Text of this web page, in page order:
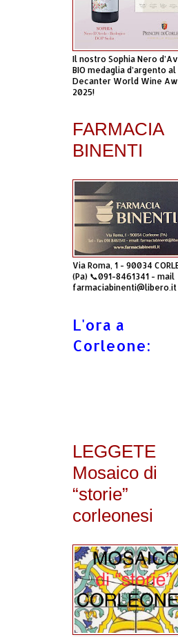
Il nostro Sophia Nero
BIO medaglia d’argento al
Decanter World Wine
2025!
FARMACIA
BINENTI
Via Roma, 1 - 90034
(Pa) 📞091-8461341 - mail
farmaciabinenti@libero.it
L'ora a
Corleone:
LEGGETE
Mosaico di
“storie”
corleonesi